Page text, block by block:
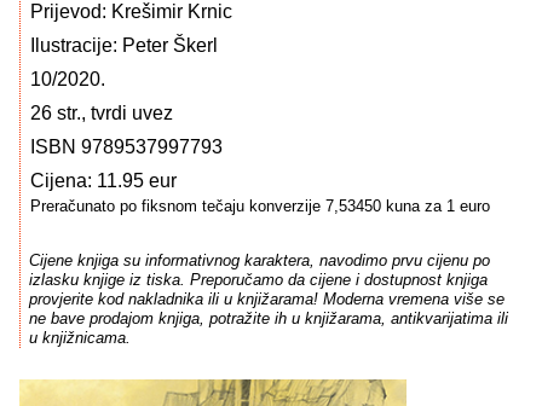
Prijevod: Krešimir Krnic
Ilustracije: Peter Škerl
10/2020.
26 str., tvrdi uvez
ISBN 9789537997793
Cijena: 11.95 eur
Preračunato po fiksnom tečaju konverzije 7,53450 kuna za 1 euro
Cijene knjiga su informativnog karaktera, navodimo prvu cijenu po
izlasku knjige iz tiska. Preporučamo da cijene i dostupnost knjiga
provjerite kod nakladnika ili u knjižarama! Moderna vremena više se
ne bave prodajom knjiga, potražite ih u knjižarama, antikvarijatima ili
u knjižnicama.